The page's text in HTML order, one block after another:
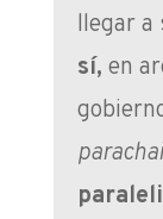
llegar a
sí, en